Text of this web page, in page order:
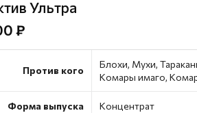
Ультра
₽
Против кого
Блохи, Мухи,
Комары имаго,
Форма выпуска Концентрат